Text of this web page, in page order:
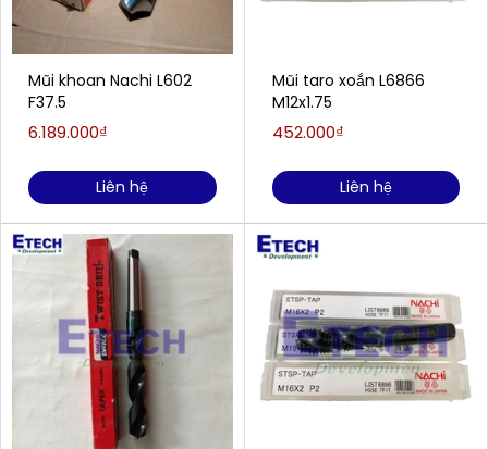
Mũi khoan Nachi L602
F37.5
6.189.000₫
Liên hệ
Mũi taro xoắn L6866
M12x1.75
452.000₫
Liên hệ